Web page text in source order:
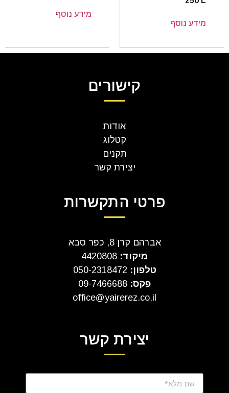
מידע נוסף
מידע נוסף
קישורים
אודות
קטלוג
תקנים
יצירת קשר
פרטי התקשרות
אברהם קרן 8, כפר סבא
מיקוד:
טלפון:
פקס: 09-7466688
office@yairerez.co.il
יצירת קשר